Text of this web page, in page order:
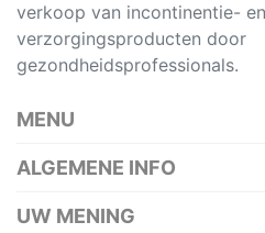
verkoop van incontinentie- en
verzorgingsproducten door
gezondheidsprofessionals.
MENU
ALGEMENE INFO
UW MENING